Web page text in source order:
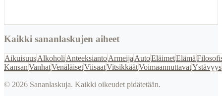
Kaikki sananlaskujen aiheet
AikuisuusAlkoholi AnteeksiantoArmeija AutoEläimetElämä
KansanVanhatVenäläisetViisaatVitsikkäätVoimaannuttavatYstävyys
© 2026 Sananlaskuja. Kaikki oikeudet pidätetään.